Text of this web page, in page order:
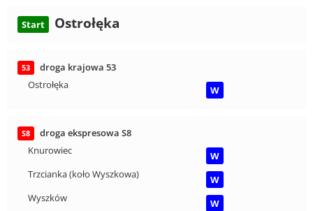
Start Ostrołęka
53
droga krajowa 53
Ostrołęka
W
S8
droga ekspresowa S8
Knurowiec
W
Trzcianka (koło Wyszkowa)
W
Wyszków
W